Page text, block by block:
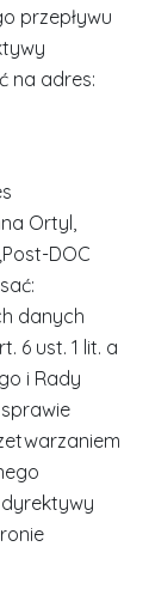
przepływu
na adres:
Ortyl,
DOC
danych
6 ust. 1 lit. a
i Rady
sprawie